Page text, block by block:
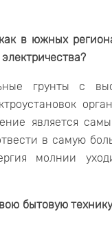
в южных
грунты с
является
в самую
молнии
бытовую